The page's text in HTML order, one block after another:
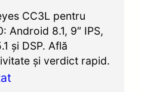
CC3L pentru
Android 8.1, 9″ IPS,
și DSP. Află
și verdict rapid.